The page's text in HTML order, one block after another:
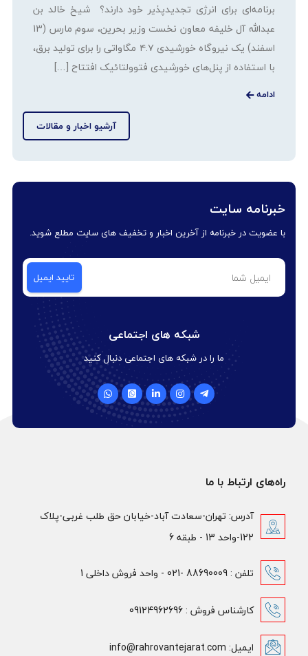
برنامه‌ای برای انرژی تجدیدپذیر خود دارند؟ شیخ خالد بن
عبدالله آل خلیفه معاون نخست وزیر بحرین، سوم مارس (13
اسفند) یک نیروگاه خورشیدی ۴.۷ مگاواتی را برای تولید برق،
با استفاده از پنل‌های خورشیدی فتوولتائیک افتتاح […]
ادامه
آرشیو اخبار و مقالات
خبرنامه سایت
با عضویت در خبرنامه از آخرین اخبار و تخفیف های سایت مطلع شوید.
شبکه های اجتماعی
ما را در شبکه های اجتماعی دنبال کنید
راه‌های ارتباط با ما
آدرس: تهران-سعادت آباد-خیابان حق طلب غربی-پلاک
122-واحد 13 - طبقه 6
تلفن : 88690009 -021 - واحد فروش داخلی 1
کارشناس فروش : 09124962696
ایمیل: info@rahrovantejarat.com